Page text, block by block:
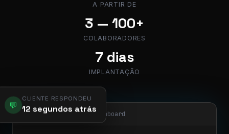
A PARTIR DE
3 — 100+
COLABORADORES
7 dias
IMPLANTAÇÃO
💬
CLIENTE RESPONDEU
12 segundos atrás
app.pier.mobi/dashboard